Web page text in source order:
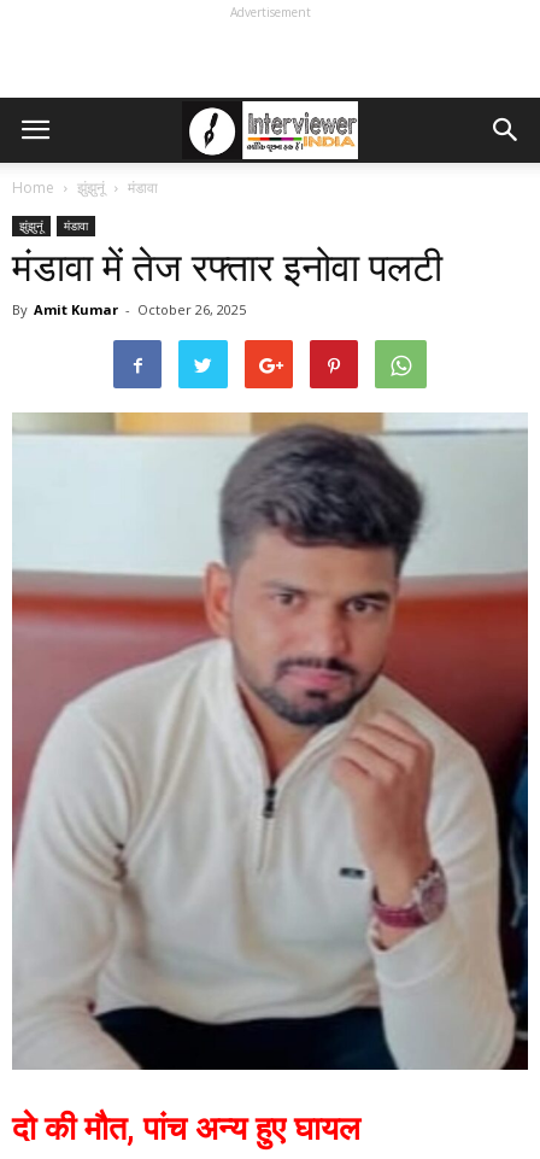
Advertisement
Home झुंझुनूं मंडावा
झुंझुनूं मंडावा
मंडावा में तेज रफ्तार इनोवा पलटी
By Amit Kumar - October 26, 2025
दो की मौत, पांच अन्य हुए घायल